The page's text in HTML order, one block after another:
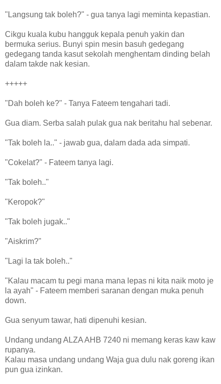
"Langsung tak boleh?" - gua tanya lagi meminta kepastian.
Cikgu kuala kubu hangguk kepala penuh yakin dan
bermuka serius. Bunyi spin mesin basuh gedegang
gedegang tanda kasut sekolah menghentam dinding belah
dalam takde nak kesian.
+++++
"Dah boleh ke?" - Tanya Fateem tengahari tadi.
Gua diam. Serba salah pulak gua nak beritahu hal sebenar.
"Tak boleh la.." - jawab gua, dalam dada ada simpati.
"Cokelat?" - Fateem tanya lagi.
"Tak boleh.."
"Keropok?"
"Tak boleh jugak.."
"Aiskrim?"
"Lagi la tak boleh.."
"Kalau macam tu pegi mana mana lepas ni kita naik moto je
la ayah" - Fateem memberi saranan dengan muka penuh
down.
Gua senyum tawar, hati dipenuhi kesian.
Undang undang ALZA AHB 7240 ni memang keras kaw kaw
rupanya.
Kalau masa undang undang Waja gua dulu nak goreng ikan
pun gua izinkan.